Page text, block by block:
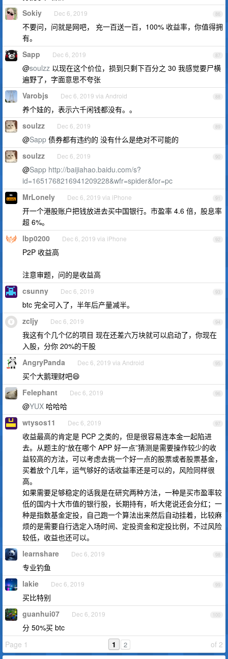
86
Sokiy Dec 6, 2019
不要问，问就是网吧， 充一百送一百，100% 收益率，你值得拥
有。
87
Sapp Dec 6, 2019
@soulzz 以现在这个价位，损到只剩下百分之 30 我感觉要尸横
遍野了，字面意思不夸张
88
Varobjs Dec 6, 2019 via Android
养个娃的，表示六千闲钱都没有。。
89
soulzz Dec 6, 2019
@Sapp 债券都有违约的 没有什么是绝对不可能的
90
soulzz Dec 6, 2019
@Sapp http://baijiahao.baidu.com/s?
id=1651768216941209228&wfr=spider&for=pc
91
MrLonely Dec 6, 2019 via iPhone
开一个港股账户把钱放进去买中国银行。市盈率 4.6 倍，股息率
超 6%。
92
lbp0200 Dec 6, 2019 via iPhone
P2P 收益高
注意审题，问的是收益高
93
csunny Dec 6, 2019
btc 完全可入了，半年后产量减半。
94
zcljy Dec 6, 2019
我这有个几个亿的项目 现在还差六万块就可以启动了，你现在
入股，分你 20%的干股
95
AngryPanda Dec 6, 2019 via Android
买个大鹅理财吧😄
96
Felephant Dec 6, 2019
@YUX 哈哈哈
97
wtysos11 Dec 6, 2019
收益最高的肯定是 PCP 之类的，但是很容易连本金一起陷进
去。从题主的“放在哪个 APP 好一点”猜测是需要操作较少的收
益较高的方法，可以考虑去挑一个好一点的股票或者股票基金，
买着放个几年，运气够好的话收益率还是可以的，风险同样很
高。
如果需要足够稳定的话我是在研究两种方法，一种是买市盈率较
低的国内十大市值的银行股，长期持有，听大佬说还会分红；一
种是指数基金定投，自己跑一个算法出来然后自动挂着，比较麻
烦的是需要自行选定入场时间、定投资金和定投比例，不过风险
较低，收益也还可以。
98
learnshare Dec 6, 2019
专业钓鱼
99
lakie Dec 6, 2019
买比特别
100
guanhui07 Dec 6, 2019
分 50%买 btc
Page 1
of 2
1 2